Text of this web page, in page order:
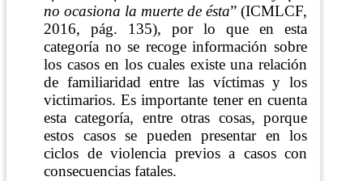
no ocasiona la muerte de ésta” (ICMLCF,
2016, pág. 135), por lo que en esta
categoría no se recoge información sobre
los casos en los cuales existe una relación
de familiaridad entre las víctimas y los
victimarios. Es importante tener en cuenta
esta categoría, entre otras cosas, porque
estos casos se pueden presentar en los
ciclos de violencia previos a casos con
consecuencias fatales.